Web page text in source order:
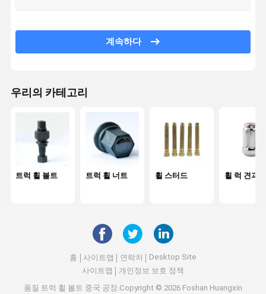
바퀴 균형 무게
센터 베어링
나사 및 너트
하드웨어 툴
계속하다
우리의 카테고리
트럭 휠 볼트 트럭 휠 너트 휠 스터드 휠 럭 견과류
홈 사이트맵 연락처
Desktop Site
사이트맵
개인정보 보호 정책
품질 트럭 휠 볼트 중국 공장.Copyright © 2026 Foshan Huangxin